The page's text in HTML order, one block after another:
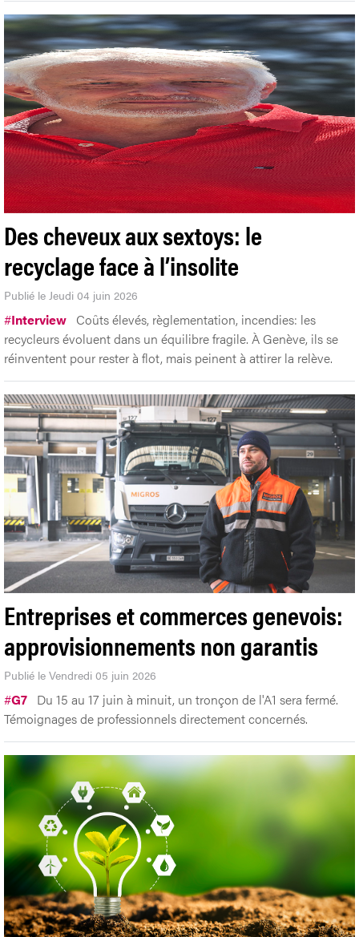
Des cheveux aux sextoys: le
recyclage face à l’insolite
Publié le Jeudi 04 juin 2026
#Interview Coûts élevés, règlementation, incendies: les
recycleurs évoluent dans un équilibre fragile. À Genève, ils se
réinventent pour rester à flot, mais peinent à attirer la relève.
Entreprises et commerces genevois:
approvisionnements non garantis
Publié le Vendredi 05 juin 2026
#G7 Du 15 au 17 juin à minuit, un tronçon de l'A1 sera fermé.
Témoignages de professionnels directement concernés.